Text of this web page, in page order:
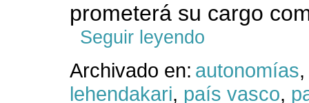
prometerá su cargo
Seguir leyendo
Archivado en: autonomías,
lehendakari, país vasco,